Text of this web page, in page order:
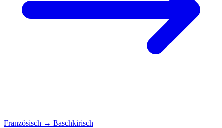
Französisch → Baschkirisch